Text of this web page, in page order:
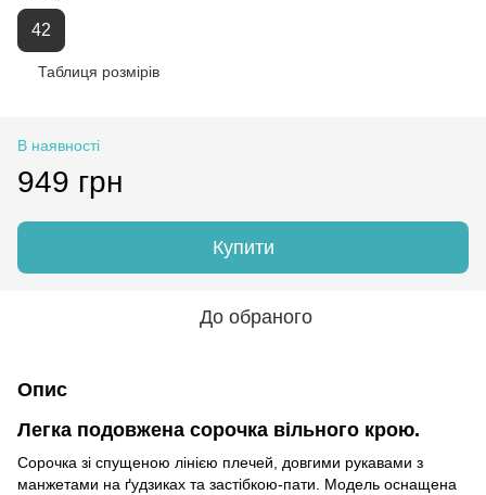
42
Таблиця розмірів
В наявності
949 грн
Купити
До обраного
Опис
Легка подовжена сорочка вільного крою.
Сорочка зі спущеною лінією плечей, довгими рукавами з
манжетами на ґудзиках та застібкою-пати. Модель оснащена